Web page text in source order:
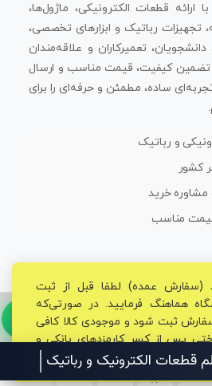
ارائه قطعات الکترونیکی، ماژول‌ها،
تجهیزات رباتیک و ابزارهای تخصصی،
تعمیرکاران و علاقه‌مندان
تضمین کیفیت، قیمت مناسب و ارسال
ساده، مطمئن و حرفه‌ای را برای
و رباتیک
کشور
خرید
مناسب
تخصصی قم الکترونیک محفوظ می‌باشد.
(سفارش عمده) لطفا قبل از ثبت
هماهنگ فرمایید. در صورتی‌که
ثبت شود و موجودی کالا کافی
پس از کسر کارمزدهای بانکی و
بازگشت داده خواهد شد.